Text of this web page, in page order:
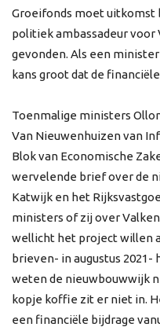
Groeifonds moet uitkomst
politiek ambassadeur
gevonden. Als een
kans groot dat de
Toenmalige ministers
Van Nieuwenhuizen van
Blok van Economische
wervelende brief over de
Katwijk en het
ministers of zij over
wellicht het project willen
brieven- in augustus
weten de nieuwbouwwijk
kopje koffie zit er niet in.
een financiële bijdrage